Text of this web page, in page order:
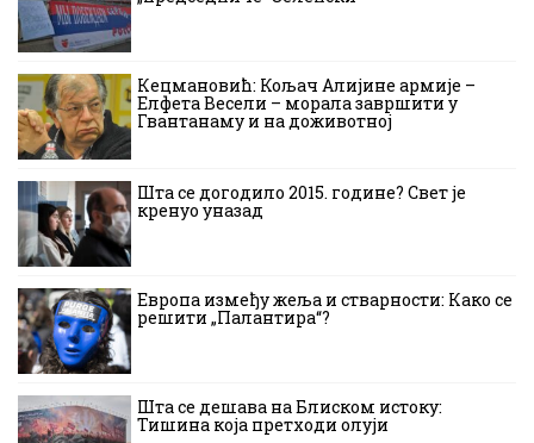
Кецмановић: Кољач Алијине армије –
Елфета Весели – морала завршити у
Гвантанаму и на доживотној
Шта се догодило 2015. године? Свет је
кренуо уназад
Европа између жеља и стварности: Како се
решити „Палантира“?
Шта се дешава на Блиском истоку:
Тишина која претходи олуји